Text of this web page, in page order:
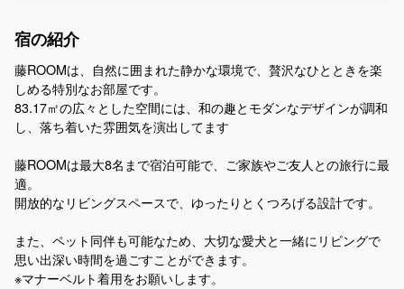
宿の紹介
藤ROOMは、自然に囲まれた静かな環境で、贅沢なひとときを楽
しめる特別なお部屋です。
83.17㎡の広々とした空間には、和の趣とモダンなデザインが調和
し、落ち着いた雰囲気を演出してます
藤ROOMは最大8名まで宿泊可能で、ご家族やご友人との旅行に最
適。
開放的なリビングスペースで、ゆったりとくつろげる設計です。
また、ペット同伴も可能なため、大切な愛犬と一緒にリビングで
思い出深い時間を過ごすことができます。
※マナーベルト着用をお願いします。